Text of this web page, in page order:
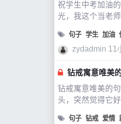
祝学生中考加油
光，我这个当老
句子 学生 加油
zydadmin 11
钻戒寓意唯美
钻戒寓意唯美的
头，突然觉得它
句子 钻戒 爱情